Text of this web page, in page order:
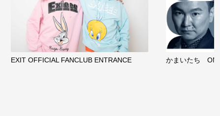
EXIT OFFICIAL FANCLUB ENTRANCE かまいたち